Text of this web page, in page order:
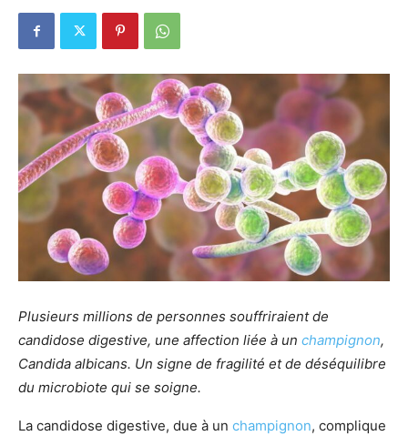
Plusieurs millions de personnes souffriraient de
candidose digestive, une affection liée à un champignon,
Candida albicans. Un signe de fragilité et de déséquilibre
du microbiote qui se soigne.
La candidose digestive, due à un champignon, complique